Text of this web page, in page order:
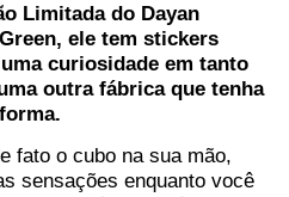
Limitada do Dayan
ele tem stickers
curiosidade em tanto
outra fábrica que tenha
fato o cubo na sua mão,
sensações enquanto você